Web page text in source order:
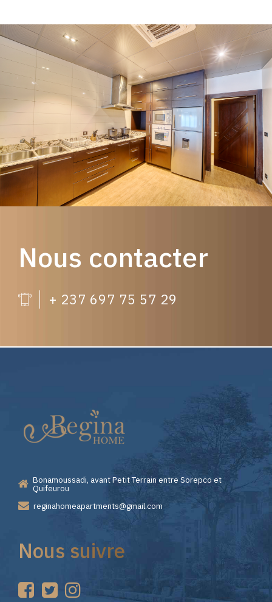
Nous contacter
+ 237 697 75 57 29
Casino
—
Premiers
Pas
sur
Choisir
Lizaro
Casino
pour
vos
Bonamoussadi, avant Petit Terrain entre Sorepco et
Quifeurou
reginahomeapartments@gmail.com
Nous suivre